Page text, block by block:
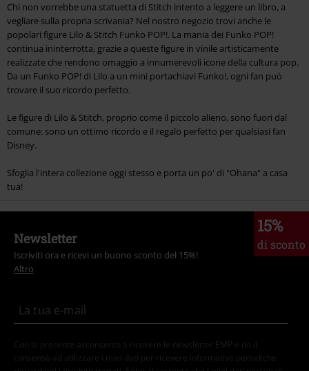
Chi non vorrebbe una statuetta di Stitch intento a leggere un libro, a
vegliare sulla propria scrivania? Nel nostro negozio trovi anche le
popolari figure Lilo & Stitch Funko POP!. La mania dei Funko POP!
continua ininterrotta, grazie a queste figure in vinile artisticamente
realizzate che rendono omaggio a innumerevoli icone della cultura pop.
Da un Funko POP! di Lilo a un mini portachiavi Funko!, ogni fan può
trovare il suo ricordo perfetto.
Le figure di Lilo & Stitch, proprio come il piccolo alieno, sono fuori dal
comune: sono un ottimo ricordo e il regalo perfetto per qualsiasi fan
Disney.
Sfoglia l'intera collezione oggi stesso e porta un po' di "Ohana" a casa
tua!
15%
di sconto
Newsletter
Iscriviti ora e ricevi un buono sconto del 15%!
Altro
Con la presente acconsento a ricevere le newsletter EMP e do il
consenso ad utilizzare i miei dati per ricevere informative periodiche